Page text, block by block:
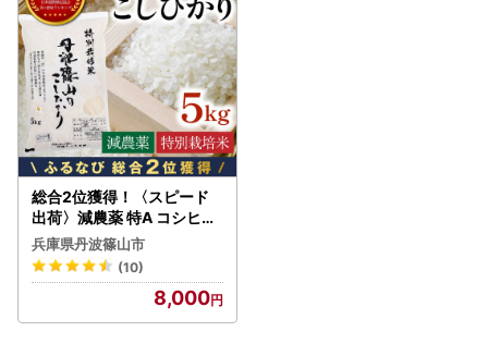
総合2位獲得！〈スピード
出荷〉減農薬 特A コシヒカ
リ 5kg 丹波篠山産 特別栽培
米 こしひかり
兵庫県丹波篠山市
(10)
8,000